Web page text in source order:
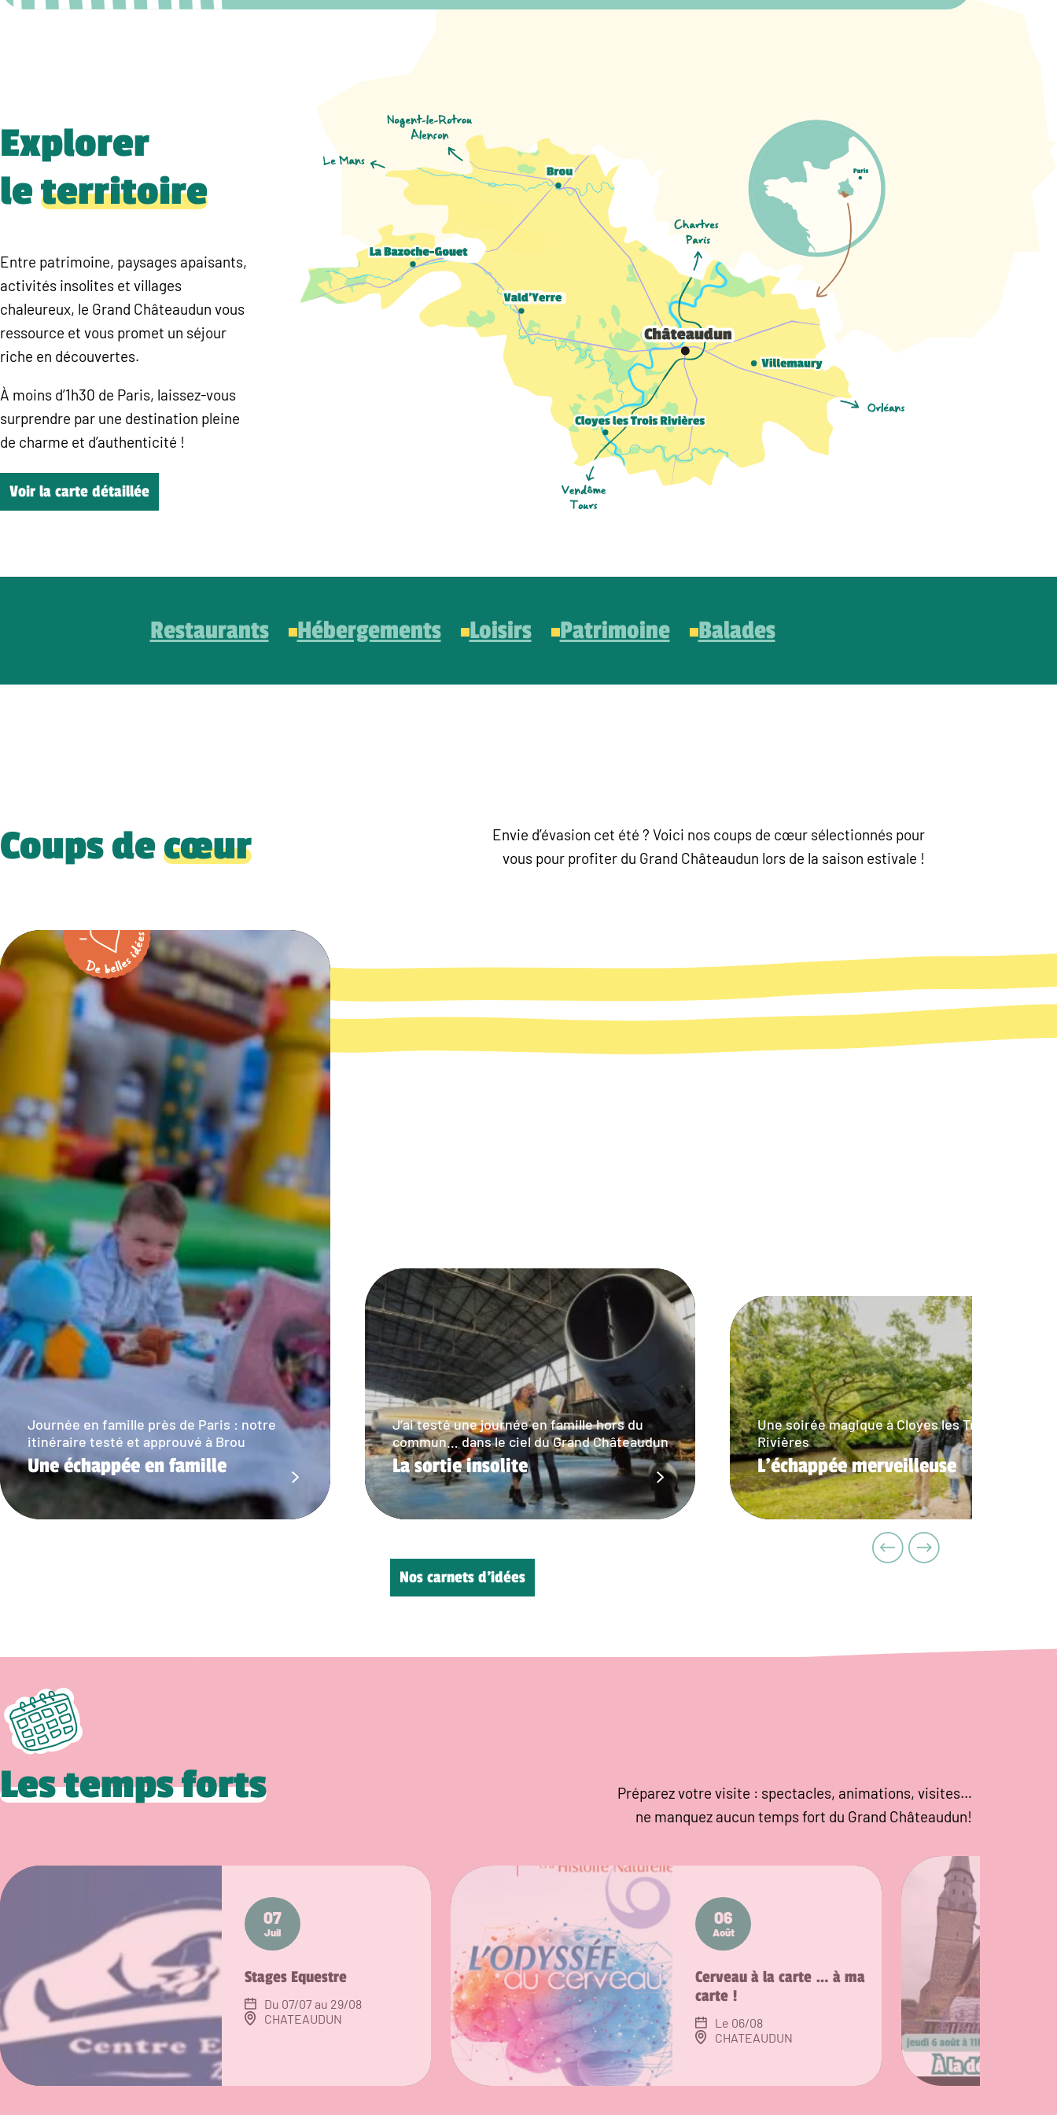
Explorer
leterritoire
Entre patrimoine, paysages apaisants,
activités insolites et villages
chaleureux, le Grand Châteaudun vous
ressource et vous promet un séjour
riche en découvertes.
À moins d’1h30 de Paris, laissez-vous
surprendre par une destination pleine
de charme et d’authenticité !
Voir la carte détaillée
Restaurants Hébergements Loisirs Patrimoine Balades
Coups decœur
Envie d’évasion cet été ? Voici nos coups de cœur sélectionnés pour
vous pour profiter du Grand Châteaudun lors de la saison estivale !
Journée en famille près de Paris : notre
itinéraire testé et approuvé à Brou
Une échappée en famille
J’ai testé une journée en famille hors du
commun… dans le ciel du Grand Châteaudun
La sortie insolite
Une soirée magique à Cloyes les Trois
Rivières
L'échappée merveilleuse
Nos carnets d’idées
Les temps forts
Préparez votre visite : spectacles, animations, visites…
ne manquez aucun temps fort du Grand Châteaudun!
07
Juil
Stages Equestre
Du 07/07 au 29/08
CHATEAUDUN
06
Août
Cerveau à la carte … à ma
carte !
Le 06/08
CHATEAUDUN